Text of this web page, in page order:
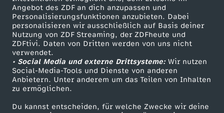
Angebot des ZDF an dich anzupassen und
Personalisierungsfunktionen anzubieten. Dabei
personalisieren wir ausschließlich auf Basis deiner
Nutzung von ZDF Streaming, der ZDFheute und
ZDFtivi. Daten von Dritten werden von uns nicht
verwendet.
• Social Media und externe Drittsysteme:Wir nutzen
Social-Media-Tools und Dienste von anderen
Anbietern. Unter anderem um das Teilen von Inhalten
zu ermöglichen.
Du kannst entscheiden, für welche Zwecke wir deine
e
n
TV-Programm
ZDF Unternehmen
Karriere